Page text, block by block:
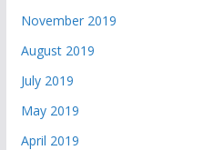
November 2019
August 2019
July 2019
May 2019
April 2019